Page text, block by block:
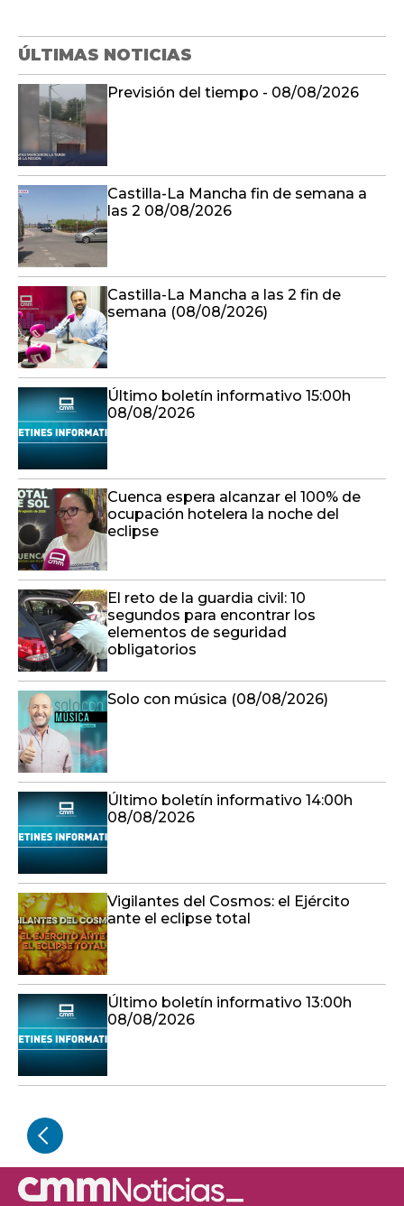
ÚLTIMAS NOTICIAS
Previsión del tiempo - 08/08/2026
Castilla-La Mancha fin de semana a
las 2 08/08/2026
Castilla-La Mancha a las 2 fin de
semana (08/08/2026)
Último boletín informativo 15:00h
08/08/2026
Cuenca espera alcanzar el 100% de
ocupación hotelera la noche del
eclipse
El reto de la guardia civil: 10
segundos para encontrar los
elementos de seguridad
obligatorios
Solo con música (08/08/2026)
Último boletín informativo 14:00h
08/08/2026
Vigilantes del Cosmos: el Ejército
ante el eclipse total
Último boletín informativo 13:00h
08/08/2026